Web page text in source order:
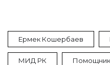
Ермек Кошербаев
МИД РК